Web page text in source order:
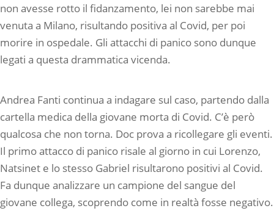
non avesse rotto il fidanzamento, lei non sarebbe mai
venuta a Milano, risultando positiva al Covid, per poi
morire in ospedale. Gli attacchi di panico sono dunque
legati a questa drammatica vicenda.
Andrea Fanti continua a indagare sul caso, partendo dalla
cartella medica della giovane morta di Covid. C’è però
qualcosa che non torna. Doc prova a ricollegare gli eventi.
Il primo attacco di panico risale al giorno in cui Lorenzo,
Natsinet e lo stesso Gabriel risultarono positivi al Covid.
Fa dunque analizzare un campione del sangue del
giovane collega, scoprendo come in realtà fosse negativo.